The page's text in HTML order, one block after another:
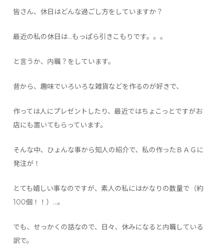
皆さん、休日はどんな過ごし方をしていますか？
最近の私の休日は…もっぱら引きこもりです。。。
と言うか、内職？をしています。
昔から、趣味でいろいろな雑貨などを作るのが好きで、
作っては人にプレゼントしたり、最近ではちょこっとですがお
店にも置いてもらっています。
そんな中、ひょんな事から知人の紹介で、私の作ったＢＡＧに
発注が！
とても嬉しい事なのですが、素人の私にはかなりの数量で（約
100個！！）…。
でも、せっかくの話なので、日々、休みになると内職している
訳で。